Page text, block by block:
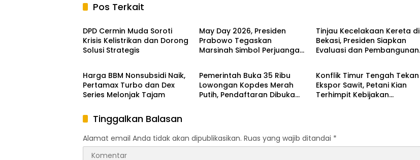
Pos Terkait
Daerah
DPD Cermin Muda Soroti
Krisis Kelistrikan dan Dorong
Solusi Strategis
May Day 2026, Presiden
Prabowo Tegaskan
Marsinah Simbol Perjuangan
Tinjau Kecelakaan Kereta di
Bekasi, Presiden Siapkan
Evaluasi dan Pembangunan
Nasional
Harga BBM Nonsubsidi Naik,
Pertamax Turbo dan Dex
Series Melonjak Tajam
Nasional
Pemerintah Buka 35 Ribu
Lowongan Kopdes Merah
Putih, Pendaftaran Dibuka
Nasional
Konflik Timur Tengah Tekan
Ekspor Sawit, Petani Kian
Terhimpit Kebijakan
Tinggalkan Balasan
Alamat email Anda tidak akan dipublikasikan. Ruas yang wajib ditandai *